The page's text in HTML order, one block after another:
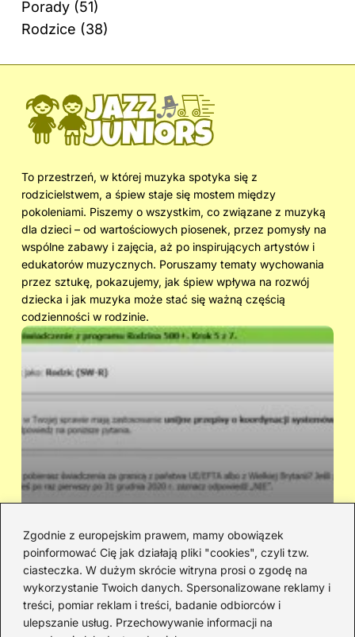
Zgodnie z europejskim prawem, mamy obowiązek
poinformować Cię jak działają pliki "cookies", czyli tzw.
ciasteczka. W dużym skrócie witryna prosi o zgodę na
wykorzystanie Twoich danych. Spersonalizowane reklamy i
treści, pomiar reklam i treści, badanie odbiorców i
ulepszanie usług. Przechowywanie informacji na
Porady (51)
Rodzice (38)
To przestrzeń, w której muzyka spotyka się z
rodzicielstwem, a śpiew staje się mostem między
pokoleniami. Piszemy o wszystkim, co związane z muzyką
dla dzieci – od wartościowych piosenek, przez pomysły na
wspólne zabawy i zajęcia, aż po inspirujących artystów i
edukatorów muzycznych. Poruszamy tematy wychowania
przez sztukę, pokazujemy, jak śpiew wpływa na rozwój
dziecka i jak muzyka może stać się ważną częścią
codzienności w rodzinie.
Ile dostaniesz na dziecko z 500+ i
innych świadczeń? Wyliczenie kwot